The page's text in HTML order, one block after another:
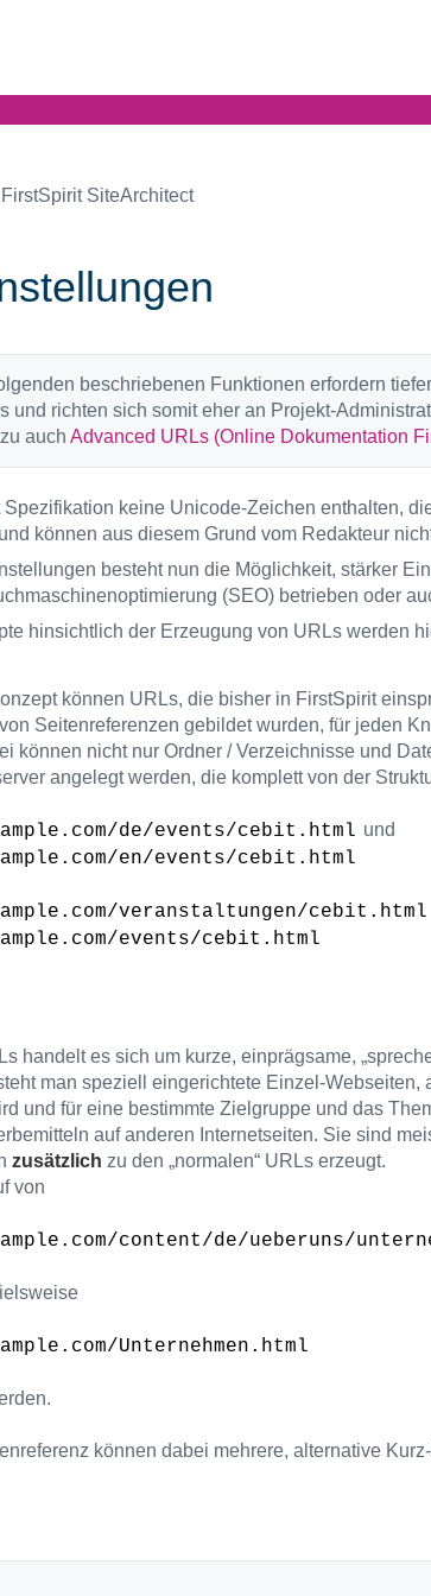
SiteArchitect
beschriebenen Funktionen erfordern
und richten sich somit eher an Projekt-
auch Advanced URLs (Online Dokumentation
keine Unicode-Zeichen enthalten,
können aus diesem Grund vom Redakteur
besteht nun die Möglichkeit, stärker
(SEO) betrieben oder
hinsichtlich der Erzeugung von URLs werden
können URLs, die bisher in FirstSpirit
Seitenreferenzen gebildet wurden, für jeden
können nicht nur Ordner / Verzeichnisse und
angelegt werden, die komplett von der
de/events/cebit.html und
en/events/cebit.html
veranstaltungen/cebit.html
events/cebit.html
handelt es sich um kurze, einprägsame,
man speziell eingerichtete Einzel-
und für eine bestimmte Zielgruppe und das
auf anderen Internetseiten. Sie sind
zusätzlich zu den „normalen“ URLs erzeugt.
von
content/de/ueberuns/
Unternehmen.html
können dabei mehrere, alternative